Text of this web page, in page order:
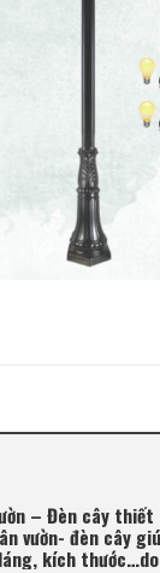
– Đèn cây
vườn- đèn cây
kích